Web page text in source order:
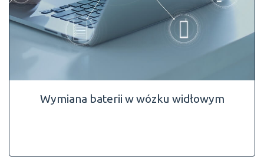
Wymiana baterii w wózku widłowym